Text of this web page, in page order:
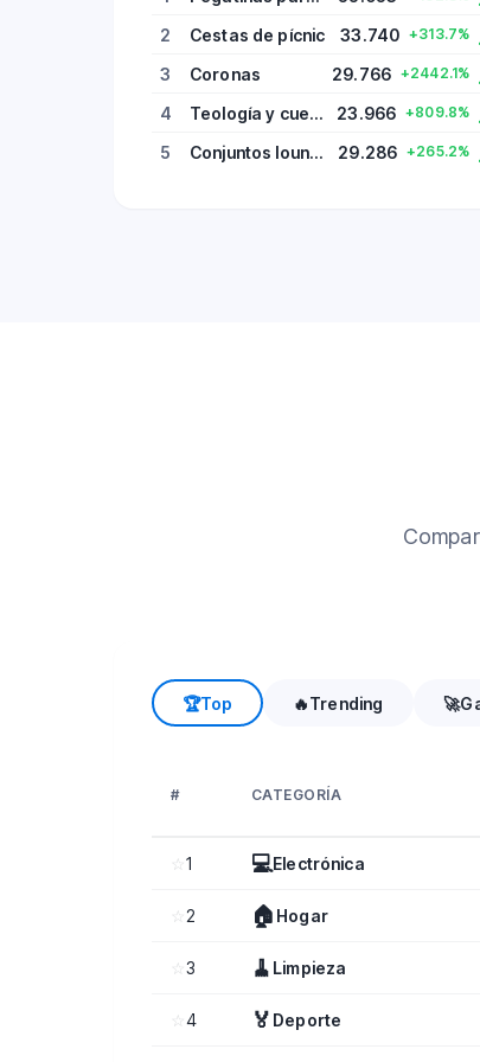
2 Cestas de pícnic 33.740 +313.7%
3 Coronas 29.766 +2442.1%
4 Teología y cuestiones religiosas 23.966 +809.8%
5 Conjuntos lounge silla-sofá 29.286 +265.2%
🏆Top 🔥Trending 🚀
# CATEGORÍA
☆1 💻Electrónica
☆ 2 🏠 Hogar
☆3 🧹 Limpieza
☆4 🏅 Deporte